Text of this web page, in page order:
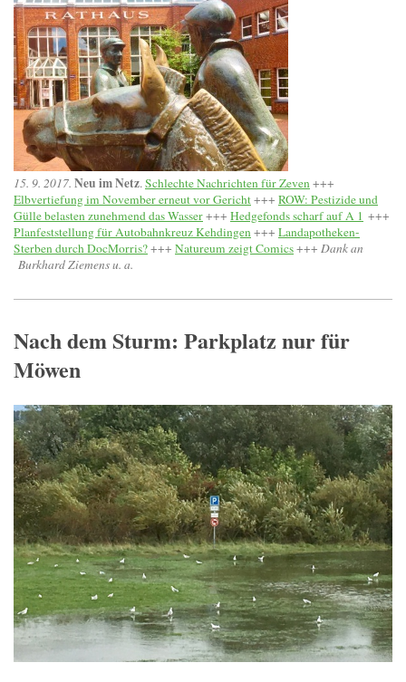
15. 9. 2017. Neu im Netz. Schlechte Nachrichten für Zeven +++
Elbvertiefung im November erneut vor Gericht+++ ROW: Pestizide und
Gülle belasten zunehmend das Wasser+++ Hedgefonds scharf auf A 1 +++
Planfeststellung für Autobahnkreuz Kehdingen +++ Landapotheken-
Sterben durch DocMorris?+++ Natureum zeigt Comics+++ Dank an
Burkhard Ziemens u. a.
Nach dem Sturm: Parkplatz nur für
Möwen